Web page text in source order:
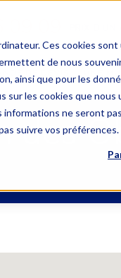
Ces cookies
de nous
ainsi que pour les
sur les cookies que
ne seront
suivre vos préférences.
des